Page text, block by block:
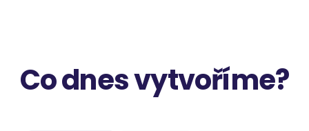
Co dnes vytvoříme?